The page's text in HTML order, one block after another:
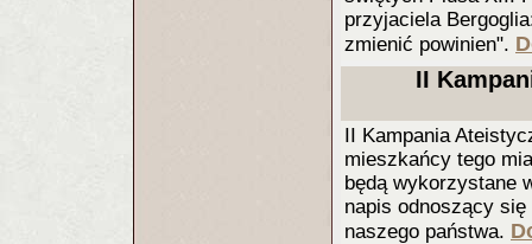
przyjaciela
zmienić powinien".
II
II Kampania
mieszkańcy tego
będą wykorzystane
napis odnoszący
naszego państwa.